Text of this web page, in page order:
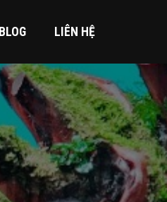
BLOG LIÊN HỆ